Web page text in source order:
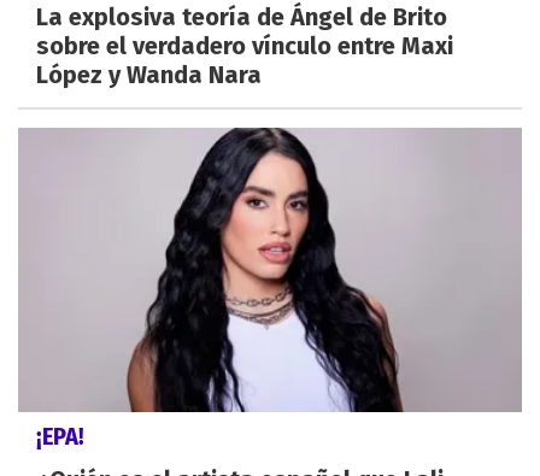
La explosiva teoría de Ángel de Brito
sobre el verdadero vínculo entre Maxi
López y Wanda Nara
¡EPA!